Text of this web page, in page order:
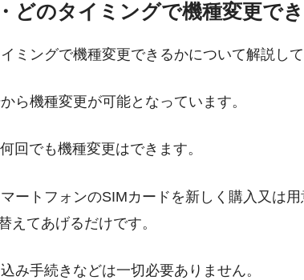
どのタイミングで機種変更で
ミングで機種変更できるかについて解説して
ら機種変更が可能となっています。
回でも機種変更はできます。
ートフォンのSIMカードを新しく購入又は
えてあげるだけです。
み手続きなどは一切必要ありません。